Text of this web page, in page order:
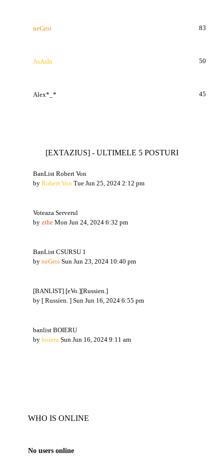
neGroi 83
AsAsIn 50
Alex*_* 45
[EXTAZIUS] - ULTIMELE 5 POSTURI
BanList Robert Von
byRobert Von Tue Jun 25, 2024 2:12 pm
Voteaza Serverul
byzthe Mon Jun 24, 2024 6:32 pm
BanList CSURSU 1
byneGroi Sun Jun 23, 2024 10:40 pm
[BANLIST] [eVo.][Russien.]
by [ Russien. ] Sun Jun 16, 2024 6:55 pm
banlist BOIERU
byboieru Sun Jun 16, 2024 9:11 am
WHO IS ONLINE
No users online